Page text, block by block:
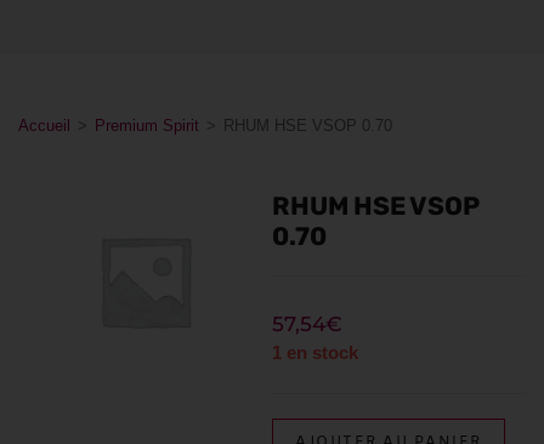
Accueil > Premium Spirit > RHUM HSE VSOP 0.70
RHUM HSE VSOP
0.70
57,54€
1 en stock